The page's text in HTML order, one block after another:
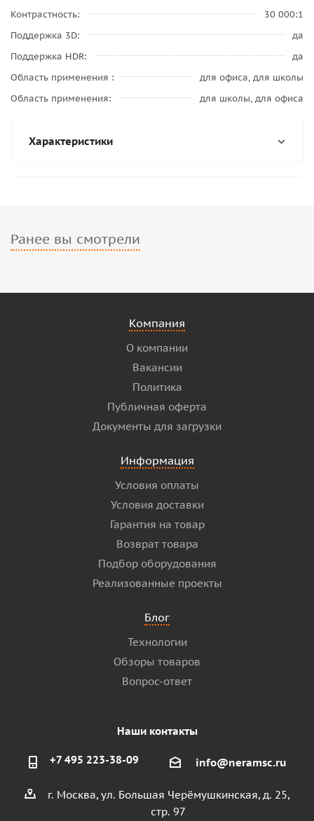
Контрастность
30 000:1
Поддержка 3D
да
Поддержка HDR
да
Область применения
для офиса, для школы
Область применения
для школы, для офиса
Характеристики
Ранее вы смотрели
Компания
О компании
Вакансии
Политика
Публичная оферта
Документы для загрузки
Информация
Условия оплаты
Условия доставки
Гарантия на товар
Возврат товара
Подбор оборудования
Реализованные проекты
Блог
Технологии
Обзоры товаров
Вопрос-ответ
Наши контакты
+7 495 223-38-09 info@neramsc.ru
г. Москва, ул. Большая Черёмушкинская, д. 25,
стр. 97